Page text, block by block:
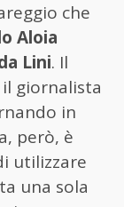
che
Aloia
Lini. Il
giornalista
in
però, è
utilizzare
una sola